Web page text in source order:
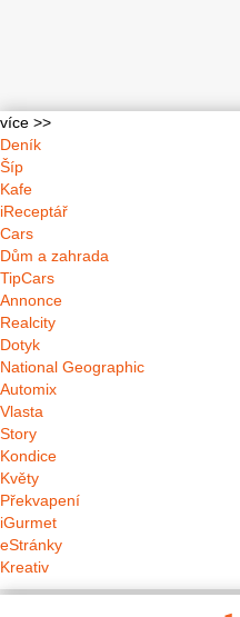
více >>
Deník
Šíp
Kafe
iReceptář
Cars
Dům a zahrada
TipCars
Annonce
Realcity
Dotyk
National Geographic
Automix
Vlasta
Story
Kondice
Květy
Překvapení
iGurmet
eStránky
Kreativ